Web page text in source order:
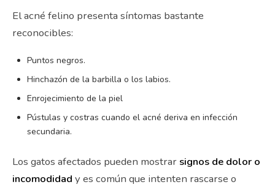
El acné felino presenta síntomas bastante
reconocibles:
Puntos negros.
Hinchazón de la barbilla o los labios.
Enrojecimiento de la piel
Pústulas y costras cuando el acné deriva en infección
secundaria.
Los gatos afectados pueden mostrar signos de dolor o
incomodidad y es común que intenten rascarse o